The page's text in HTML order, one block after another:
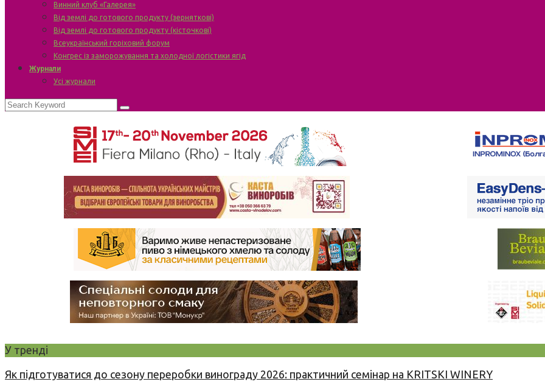
Винний клуб «Галерея»
Від землі до готового продукту (зерняткові)
Від землі до готового продукту (кісточкові)
Всеукраїнський горіховий форум
Конгрес із заморожування та холодної логістики ягід
Журнали
Усі журнали
У тренді
Як підготуватися до сезону переробки винограду 2026: практичний семінар на KRITSKI WINERY